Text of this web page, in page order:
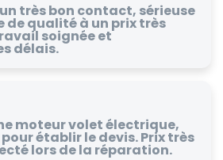
très bon contact, sérieuse
de qualité à un prix très
soignée et
délais.
moteur volet électrique,
établir le devis. Prix très
lors de la réparation.